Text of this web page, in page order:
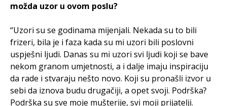
možda uzor u ovom poslu?
“Uzori su se godinama mijenjali. Nekada su to bili
frizeri, bila je i faza kada su mi uzori bili poslovni
uspješni ljudi. Danas su mi uzori svi ljudi koji se bave
nekom granom umjetnosti, a i dalje imaju inspiraciju
da rade i stvaraju nešto novo. Koji su pronašli izvor u
sebi da iznova budu drugačiji, a opet svoji. Podrška?
Podrška su sve moje mušterije, svi moji prijatelji.